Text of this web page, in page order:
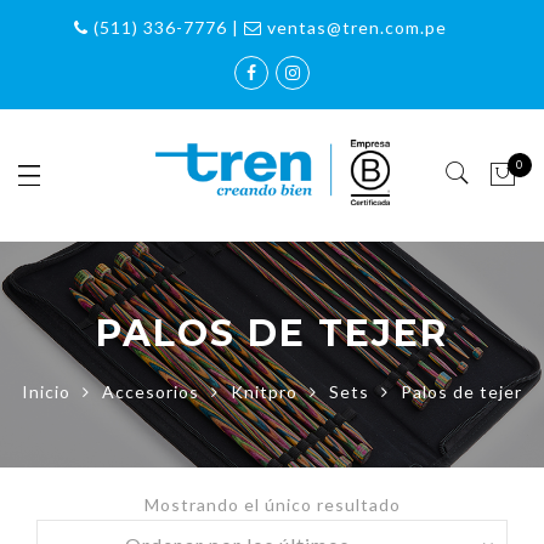
(511) 336-7776 | ventas@tren.com.pe
0
PALOS DE TEJER
Inicio Accesorios Knitpro Sets Palos de tejer
Mostrando el único resultado